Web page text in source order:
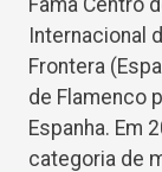
Internacional
Frontera
de Flamenco
Espanha. Em
categoria de